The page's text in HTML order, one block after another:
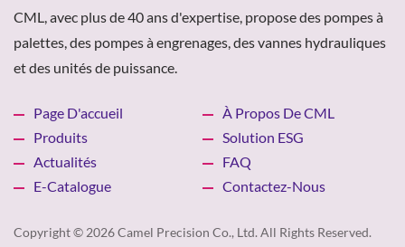
CML, avec plus de 40 ans d'expertise, propose des pompes à
palettes, des pompes à engrenages, des vannes hydrauliques
et des unités de puissance.
Page D'accueil
À Propos De CML
Produits
Solution ESG
Actualités
FAQ
E-Catalogue
Contactez-Nous
Copyright © 2026Camel Precision Co., Ltd. All Rights Reserved.